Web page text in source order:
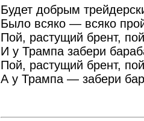
Будет добрым
Было всяко — всяко
Пой, растущий брент,
И у Трампа забери
Пой, растущий брент,
А у Трампа — забери